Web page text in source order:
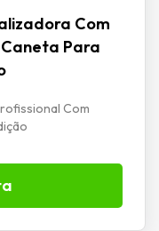
Com
Caneta Para
Com